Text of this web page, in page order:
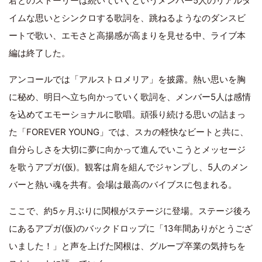
イムな思いとシンクロする歌詞を、跳ねるようなのダンスビ
ートで歌い、エモさと高揚感が高まりを見せる中、ライブ本
編は終了した。
アンコールでは「アルストロメリア」を披露。熱い思いを胸
に秘め、明日へ立ち向かっていく歌詞を、メンバー5人は感情
を込めてエモーショナルに歌唱。頑張り続ける思いの詰まっ
た「FOREVER YOUNG」では、スカの軽快なビートと共に、
自分らしさを大切に夢に向かって進んでいこうとメッセージ
を歌うアプガ(仮)。観客は肩を組んでジャンプし、5人のメン
バーと熱い魂を共有。会場は最高のバイブスに包まれる。
ここで、約5ヶ月ぶりに関根がステージに登場。ステージ後ろ
にあるアプガ(仮)のバックドロップに「13年間ありがとうござ
いました！」と声を上げた関根は、グループ卒業の気持ちを